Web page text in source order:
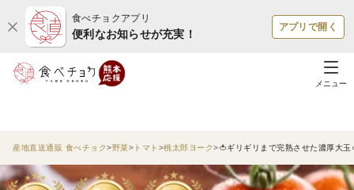
食べチョクアプリ
便利なお知らせが充実！
アプリで開く
メニュー
産地直送通販 食べチョク 野菜 トマト 桃太郎ヨーク 🍅ギリギリまで完熟させた濃厚大